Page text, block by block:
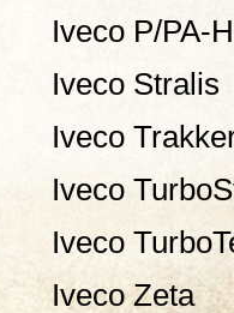
Iveco P/PA-
Iveco Stralis
Iveco
Iveco
Iveco
Iveco Zeta